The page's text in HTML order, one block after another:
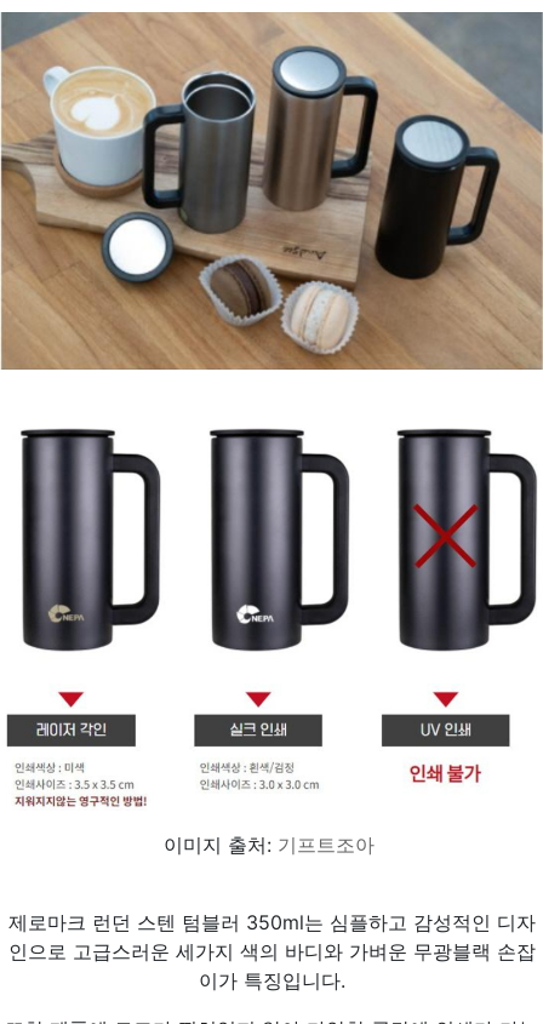
이미지 출처: 기프트조아
제로마크 런던 스텐 텀블러 350ml는 심플하고 감성적인 디자
인으로 고급스러운 세가지 색의 바디와 가벼운 무광블랙 손잡
이가 특징입니다.